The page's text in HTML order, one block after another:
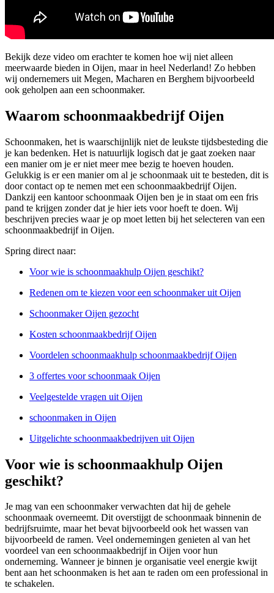
Bekijk deze video om erachter te komen hoe wij niet alleen
meerwaarde bieden in Oijen, maar in heel Nederland! Zo hebben
wij ondernemers uit Megen, Macharen en Berghem bijvoorbeeld
ook geholpen aan een schoonmaker.
Waarom schoonmaakbedrijf Oijen
Schoonmaken, het is waarschijnlijk niet de leukste tijdsbesteding die
je kan bedenken. Het is natuurlijk logisch dat je gaat zoeken naar
een manier om je er niet meer mee bezig te hoeven houden.
Gelukkig is er een manier om al je schoonmaak uit te besteden, dit is
door contact op te nemen met een schoonmaakbedrijf Oijen.
Dankzij een kantoor schoonmaak Oijen ben je in staat om een fris
pand te krijgen zonder dat je hier iets voor hoeft te doen. Wij
beschrijven precies waar je op moet letten bij het selecteren van een
schoonmaakbedrijf in Oijen.
Spring direct naar:
Voor wie is schoonmaakhulp Oijen geschikt?
Redenen om te kiezen voor een schoonmaker uit Oijen
Schoonmaker Oijen gezocht
Kosten schoonmaakbedrijf Oijen
Voordelen schoonmaakhulp schoonmaakbedrijf Oijen
3 offertes voor schoonmaak Oijen
Veelgestelde vragen uit Oijen
schoonmaken in Oijen
Uitgelichte schoonmaakbedrijven uit Oijen
Voor wie is schoonmaakhulp Oijen
geschikt?
Je mag van een schoonmaker verwachten dat hij de gehele
schoonmaak overneemt. Dit overstijgt de schoonmaak binnenin de
bedrijfsruimte, maar het bevat bijvoorbeeld ook het wassen van
bijvoorbeeld de ramen. Veel ondernemingen genieten al van het
voordeel van een schoonmaakbedrijf in Oijen voor hun
onderneming. Wanneer je binnen je organisatie veel energie kwijt
bent aan het schoonmaken is het aan te raden om een professional in
te schakelen.